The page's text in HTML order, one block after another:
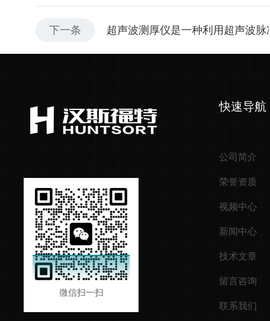
下一条 超声波测厚仪是一种利用超声波
微信扫一扫
快速导航
公司简介
荣誉资质
视频中心
新闻中心
技术文章
留言咨询
联系我们